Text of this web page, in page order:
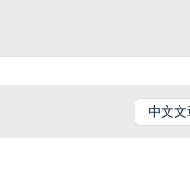
中文文